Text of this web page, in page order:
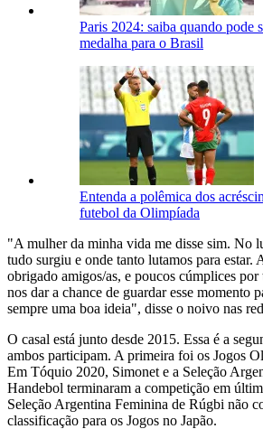
Paris 2024: saiba quando pode
medalha para o Brasil
Entenda a polêmica dos
futebol da Olimpíada
"A mulher da minha vida me disse sim. No
tudo surgiu e onde tanto lutamos para estar.
obrigado amigos/as, e poucos cúmplices por
nos dar a chance de guardar esse momento
sempre uma boa ideia", disse o noivo nas
O casal está junto desde 2015. Essa é a
ambos participam. A primeira foi os Jogos
Em Tóquio 2020, Simonet e a Seleção
Handebol terminaram a competição em
Seleção Argentina Feminina de Rúgbi não
classificação para os Jogos no Japão.